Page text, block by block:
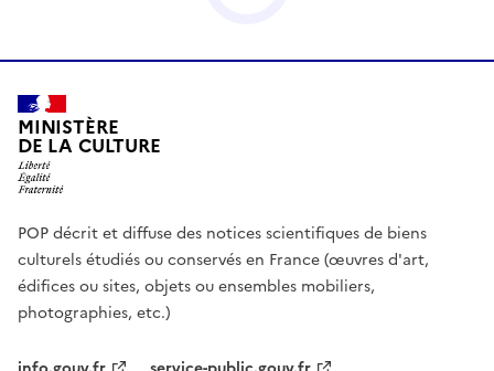
MINISTÈRE
DE LA CULTURE
POP décrit et diffuse des notices scientifiques de biens
culturels étudiés ou conservés en France (œuvres d'art,
édifices ou sites, objets ou ensembles mobiliers,
photographies, etc.)